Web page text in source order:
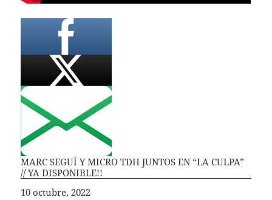
MARC SEGUÍ Y MICRO TDH JUNTOS EN “LA CULPA”
// YA DISPONIBLE!!
Fecha
10 octubre, 2022